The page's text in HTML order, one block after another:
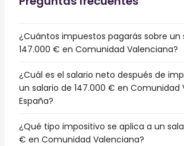
¿Cuántos impuestos pagarás sobre un
147.000 € en Comunidad Valenciana?
¿Cuál es el salario neto después de
un salario de 147.000 € en Comunidad
España?
¿Qué tipo impositivo se aplica a un
€ en Comunidad Valenciana?